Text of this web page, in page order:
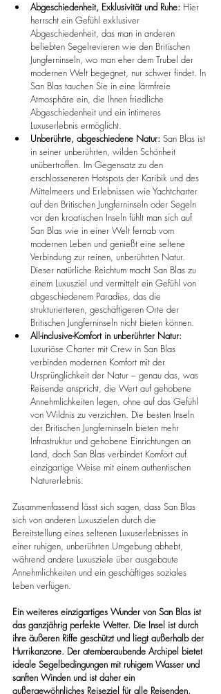
Abgeschiedenheit, Exklusivität und Ruhe: Hier
herrscht ein Gefühl exklusiver
Abgeschiedenheit, das man in anderen
beliebten Segelrevieren wie den Britischen
Jungferninseln, wo man eher dem Trubel der
modernen Welt begegnet, nur schwer findet. In
San Blas tauchen Sie in eine lärmfreie
Atmosphäre ein, die Ihnen friedliche
Abgeschiedenheit und ein intimeres
Luxuserlebnis ermöglicht.
Unberührte, abgeschiedene Natur: San Blas ist
in seiner unberührten, wilden Schönheit
unübertroffen. Im Gegensatz zu den
erschlosseneren Hotspots der Karibik und des
Mittelmeers und Erlebnissen wie Yachtcharter
auf den Britischen Jungferninseln oder Segeln
vor den kroatischen Inseln fühlt man sich auf
San Blas wie in einer Welt fernab vom
modernen Leben und genießt eine seltene
Verbindung zur reinen, unberührten Natur.
Dieser natürliche Reichtum macht San Blas zu
einem Luxusziel und vermittelt ein Gefühl von
abgeschiedenem Paradies, das die
strukturierteren, geschäftigeren Orte der
Britischen Jungferninseln nicht bieten können.
All-inclusive-Komfort in unberührter Natur:
Luxuriöse Charter mit Crew in San Blas
verbinden modernen Komfort mit der
Ursprünglichkeit der Natur – genau das, was
Reisende anspricht, die Wert auf gehobene
Annehmlichkeiten legen, ohne auf das Gefühl
von Wildnis zu verzichten. Die besten Inseln
der Britischen Jungferninseln bieten mehr
Infrastruktur und gehobene Einrichtungen an
Land, doch San Blas verbindet Komfort auf
einzigartige Weise mit einem authentischen
Naturerlebnis.
Zusammenfassend lässt sich sagen, dass San Blas
sich von anderen Luxuszielen durch die
Bereitstellung eines seltenen Luxuserlebnisses in
einer ruhigen, unberührten Umgebung abhebt,
während andere Luxusziele über ausgebaute
Annehmlichkeiten und ein geschäftiges soziales
Leben verfügen.
Ein weiteres einzigartiges Wunder von San Blas ist
das ganzjährig perfekte Wetter. Die Insel ist durch
ihre äußeren Riffe geschützt und liegt außerhalb der
Hurrikanzone. Der atemberaubende Archipel bietet
ideale Segelbedingungen mit ruhigem Wasser und
sanften Winden und ist daher ein
außergewöhnliches Reiseziel für alle Reisenden,